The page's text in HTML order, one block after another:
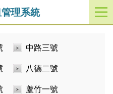
理系統
開
啟
中路三號
八德二號
蘆竹一號